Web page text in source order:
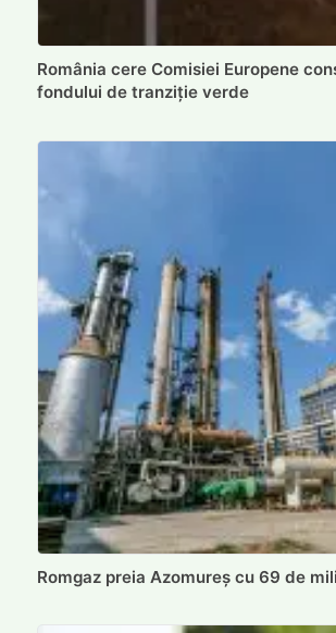
România cere Comisiei Europene
fondului de tranziție verde
Romgaz preia Azomureș cu 69 de